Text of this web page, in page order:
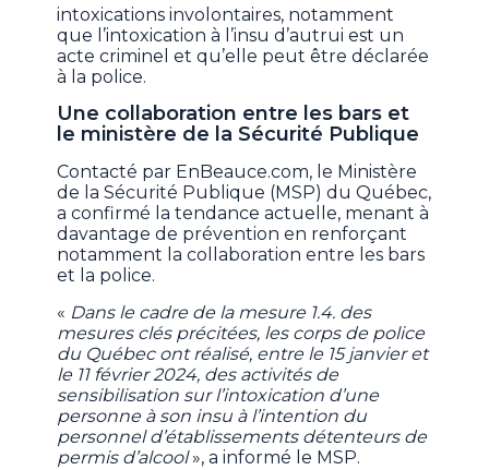
intoxications involontaires, notamment
que l’intoxication à l’insu d’autrui est un
acte criminel et qu’elle peut être déclarée
à la police.
Une collaboration entre les bars et
le ministère de la Sécurité Publique
Contacté par EnBeauce.com, le Ministère
de la Sécurité Publique (MSP) du Québec,
a confirmé la tendance actuelle, menant à
davantage de prévention en renforçant
notamment la collaboration entre les bars
et la police.
« Dans le cadre de la mesure 1.4. des
mesures clés précitées, les corps de police
du Québec ont réalisé, entre le 15 janvier et
le 11 février 2024, des activités de
sensibilisation sur l’intoxication d’une
personne à son insu à l’intention du
personnel d’établissements détenteurs de
permis d’alcool», a informé le MSP.